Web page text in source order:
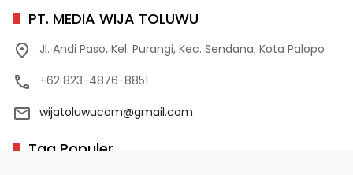
PT. MEDIA WIJA TOLUWU
Jl. Andi Paso, Kel. Purangi, Kec. Sendana, Kota Palopo
+62 823-4876-8851
wijatoluwucom@gmail.com
Tag Populer